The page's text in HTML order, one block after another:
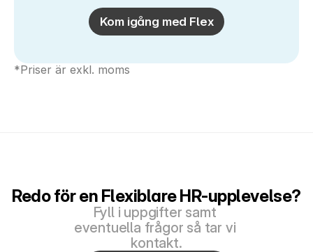
Kom igång med Flex
*Priser är exkl. moms
Redo för en Flexiblare HR-upplevelse?
Fyll i uppgifter samt
eventuella frågor så tar vi
kontakt.